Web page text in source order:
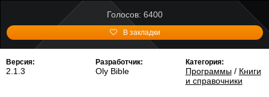
Голосов: 6400
В закладки
Версия:
2.1.3
Разработчик:
Oly Bible
Категория:
Программы/ Книги
и справочники